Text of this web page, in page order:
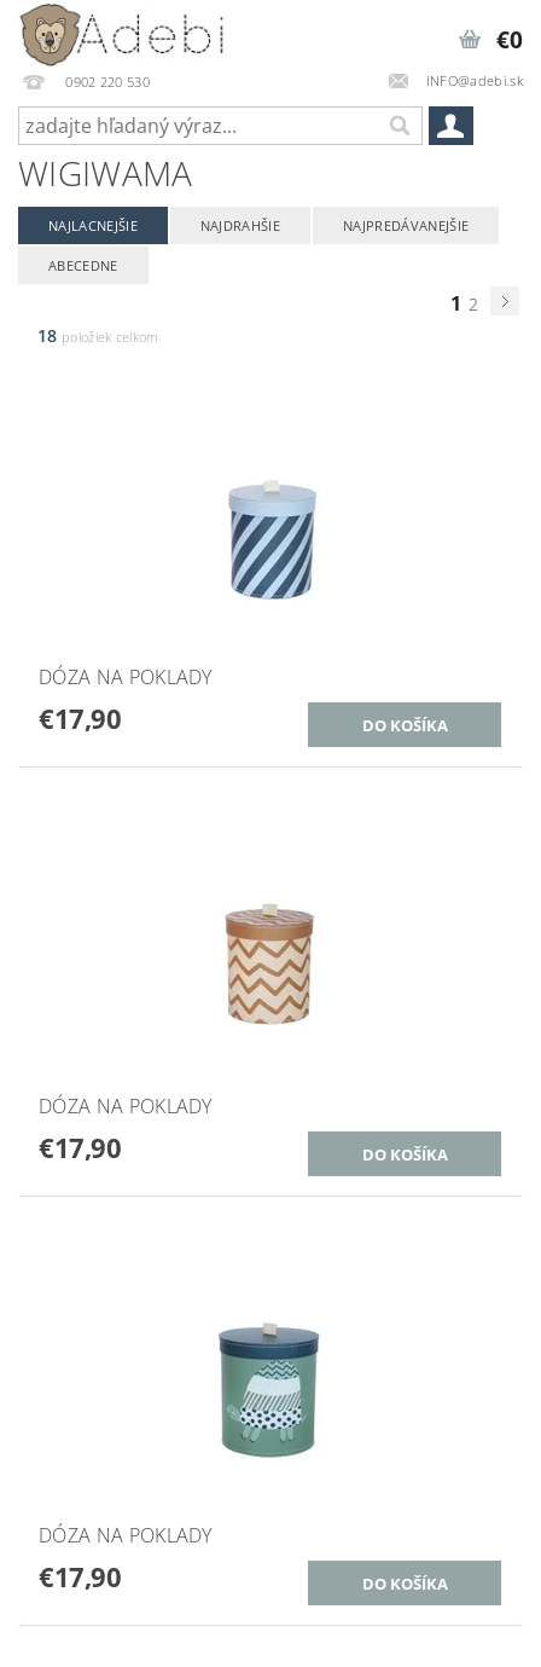
0902 220 530 INFO@adebi.sk
€0
WIGIWAMA
NAJLACNEJŠIE NAJDRAHŠIE NAJPREDÁVANEJŠIE
ABECEDNE
1 2
18 položiek celkom
DÓZA NA POKLADY
€17,90
DÓZA NA POKLADY
€17,90
DÓZA NA POKLADY
€17,90